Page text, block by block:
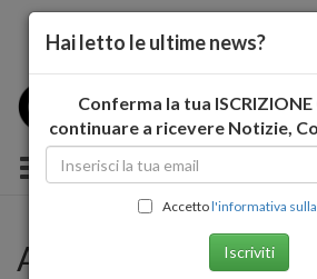
Toggle navigation
Archivio Storico
Hai letto le ultime news?
Conferma la tua ISCRIZIONE
continuare a ricevere Notizie,
Accettol'informativa
Iscriviti